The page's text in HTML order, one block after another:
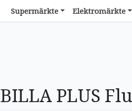
Supermärkte Elektromärkte
BILLA PLUS